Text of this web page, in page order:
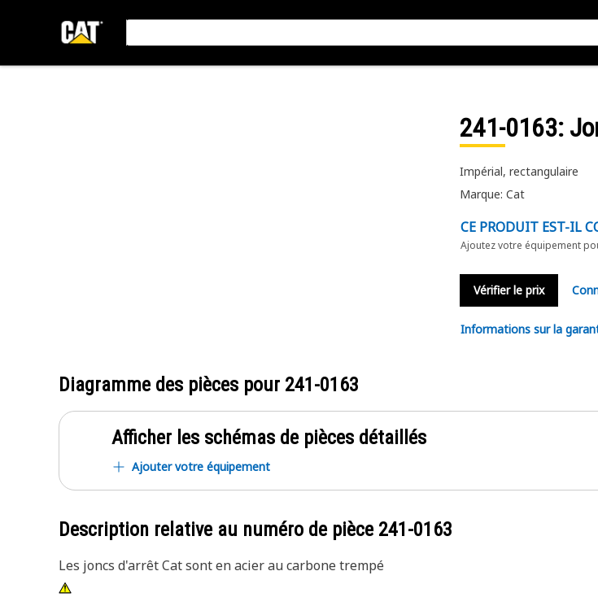
241-0163:
Impérial, rectangulaire
Marque: Cat
CE PRODUIT EST-IL
Ajoutez votre équipement
Vérifier le prix
Informations sur la
Diagramme des pièces pour 241-0163
Afficher les schémas de pièces détaillés
Ajouter votre équipement
Description relative au numéro de pièce 241-0163
Les joncs d'arrêt Cat sont en acier au carbone trempé